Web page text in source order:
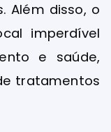
Além disso, o
imperdível
e saúde,
tratamentos